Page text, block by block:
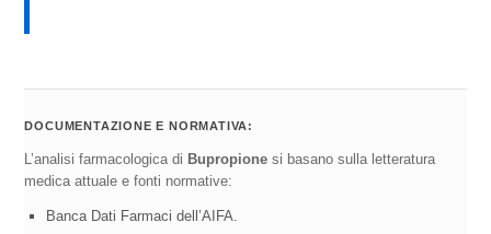
DOCUMENTAZIONE E NORMATIVA:
L’analisi farmacologica di Bupropione si basano sulla letteratura
medica attuale e fonti normative:
Banca Dati Farmaci dell’AIFA.